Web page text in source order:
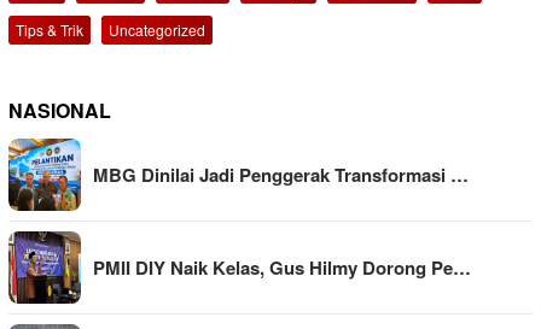
Tips & Trik
Uncategorized
NASIONAL
MBG Dinilai Jadi Penggerak Transformasi …
PMII DIY Naik Kelas, Gus Hilmy Dorong Pe…